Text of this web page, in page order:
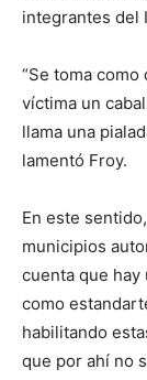
integrantes del
“Se toma
víctima un
llama una
lamentó Froy.
En este
municipios
cuenta que hay
como
habilitando
que por ahí no